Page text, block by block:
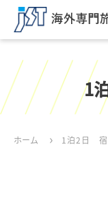
1
ホーム 1泊2日 宿